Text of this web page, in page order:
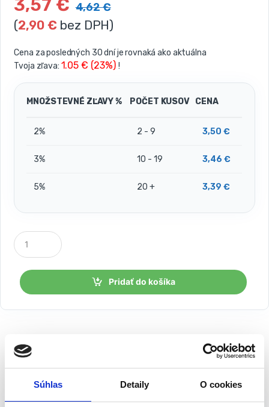
Súhlas Detaily O cookies
3,57 € 4,62€
(2,90 € bez DPH)
Cena za posledných 30 dní je rovnaká ako aktuálna
Tvoja zľava: 1.05 € (23%) !
MNOŽSTEVNÉ ZĽAVY % POČET KUSOV CENA
2% 2 - 9 3,50 €
3% 10 - 19 3,46 €
5% 20 + 3,39 €
P
o
č
s
Pridať do košíka
Popis
Obruba / okraj trávnika 10cm x 9m